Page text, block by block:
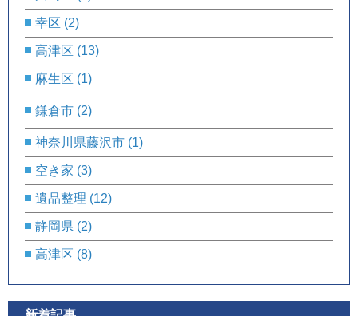
幸区 (2)
高津区 (13)
麻生区 (1)
鎌倉市 (2)
神奈川県藤沢市 (1)
空き家 (3)
遺品整理 (12)
静岡県 (2)
高津区 (8)